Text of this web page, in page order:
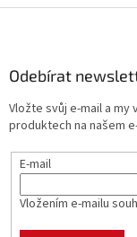
Odebírat
Vložte svůj e-mail a
produktech na našem
E-mail
Vložením e-mailu